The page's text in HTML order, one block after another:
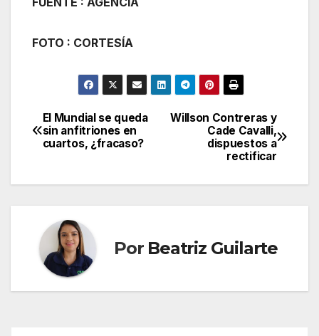
FOTO : CORTESÍA
Navegación
de
entradas
Willson Contreras y
Cade Cavalli,
dispuestos a
rectificar
El Mundial se queda
sin anfitriones en
cuartos, ¿fracaso?
Por Beatriz Guilarte